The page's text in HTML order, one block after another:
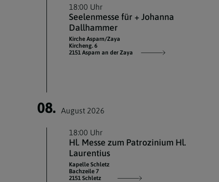
18:00 Uhr
Seelenmesse für + Johanna
Dallhammer
Kirche Asparn/Zaya
Kircheng. 6
2151 Asparn an der Zaya
08. August 2026
18:00 Uhr
Hl. Messe zum Patrozinium Hl.
Laurentius
Kapelle Schletz
Bachzeile 7
2151 Schletz